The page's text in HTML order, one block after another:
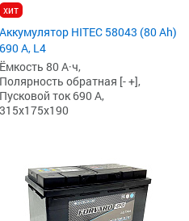
хит
Аккумулятор HITEC 58043 (80 Ah)
690 А, L4
Ёмкость 80 А·ч,
Полярность обратная [- +],
Пусковой ток 690 А,
315x175x190